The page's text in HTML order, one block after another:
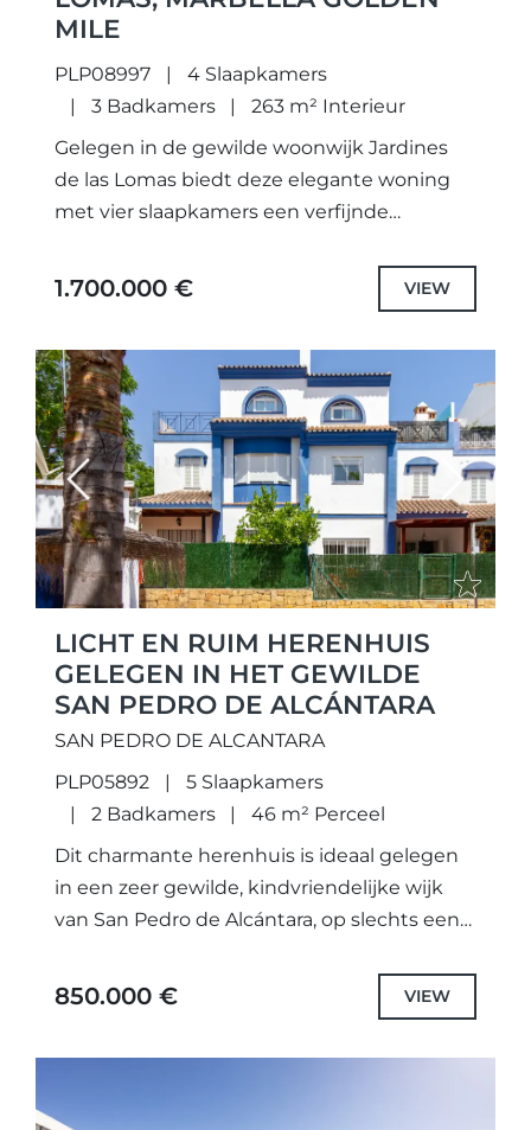
MILE
PLP08997
4 Slaapkamers
3 Badkamers
263 m² Interieur
Gelegen in de gewilde woonwijk Jardines
de las Lomas biedt deze elegante woning
met vier slaapkamers een verfijnde
betoverende omgeving.De woning
1.700.000 € VIEW
Previous Next
LICHT EN RUIM HERENHUIS
GELEGEN IN HET GEWILDE
SAN PEDRO DE ALCÁNTARA
SAN PEDRO DE ALCANTARA
PLP05892
5 Slaapkamers
2 Badkamers
46 m² Perceel
Dit charmante herenhuis is ideaal gelegen
in een zeer gewilde, kindvriendelijke wijk
van San Pedro de Alcántara, op slechts een
idyllische kerk en dicht...
850.000 € VIEW